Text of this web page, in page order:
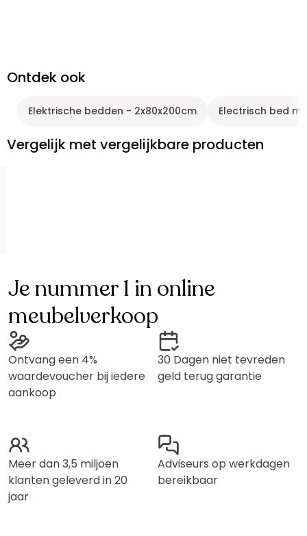
Ontdek ook
Elektrische bedden - 2x80x200cm Electrisch bed
Vergelijk met vergelijkbare producten
Je nummer 1 in online
meubelverkoop
Ontvang een 4%
waardevoucher bij iedere
aankoop
30 Dagen niet tevreden
geld terug garantie
Meer dan 3,5 miljoen
klanten geleverd in 20
jaar
Adviseurs op werkdagen
bereikbaar